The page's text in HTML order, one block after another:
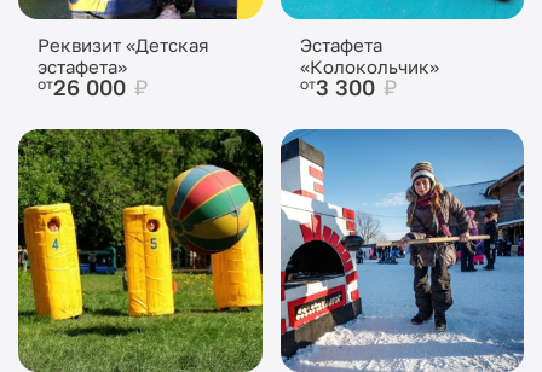
Реквизит «Детская
эстафета»
от26 000 ₽
Эстафета
«Колокольчик»
от3 300 ₽